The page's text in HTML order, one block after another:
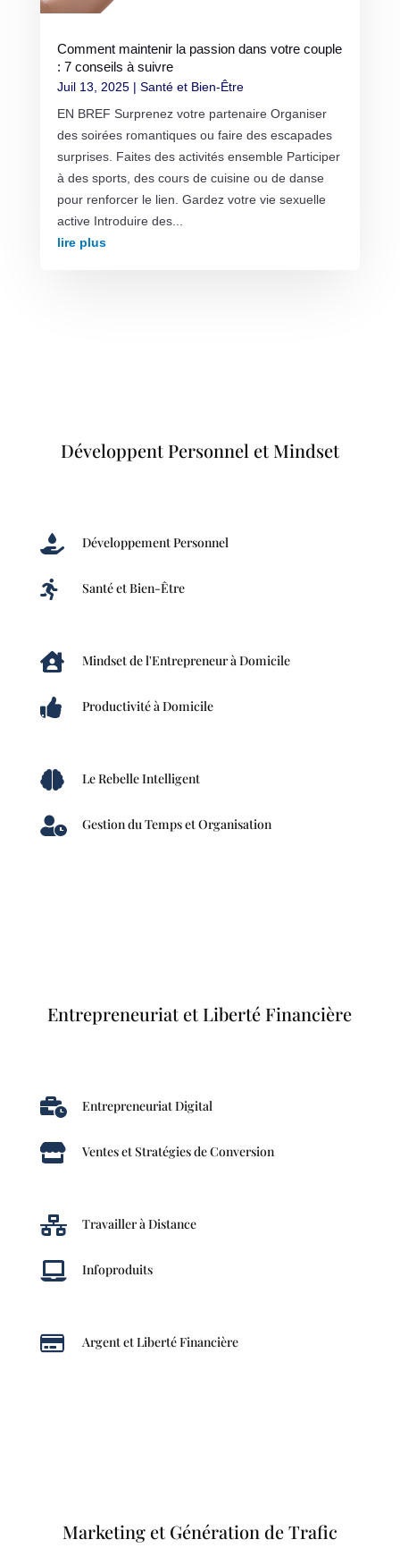
Comment maintenir la passion dans votre couple
: 7 conseils à suivre
Juil 13, 2025| Santé et Bien-Être
EN BREF Surprenez votre partenaire Organiser
des soirées romantiques ou faire des escapades
surprises. Faites des activités ensemble Participer
à des sports, des cours de cuisine ou de danse
pour renforcer le lien. Gardez votre vie sexuelle
active Introduire des...
lire plus
Développent Personnel et Mindset
 Développement Personnel
 Santé et Bien-Être
 Mindset de l'Entrepreneur à Domicile
 Productivité à Domicile
 Le Rebelle Intelligent
 Gestion du Temps et Organisation
Entrepreneuriat et Liberté Financière
 Entrepreneuriat Digital
 Ventes et Stratégies de Conversion
 Travailler à Distance
 Infoproduits
 Argent et Liberté Financière
Marketing et Génération de Trafic